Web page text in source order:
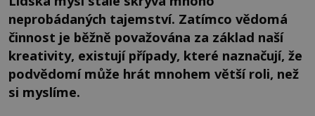
neprobádaných tajemství. Zatímco vědomá
činnost je běžně považována za základ naší
kreativity, existují případy, které naznačují, že
podvědomí může hrát mnohem větší roli, než
si myslíme.